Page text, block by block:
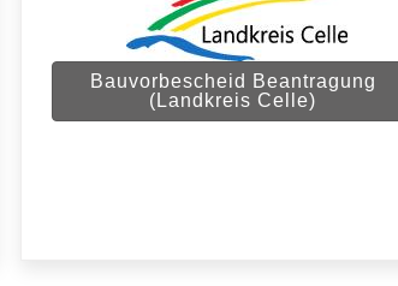
Bauvorbescheid Beantragung
(Landkreis Celle)